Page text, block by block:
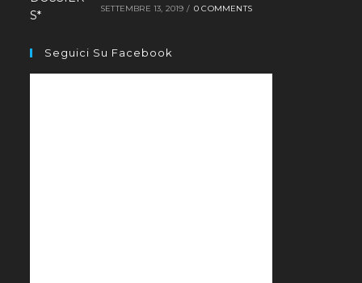
SETTEMBRE 13, 2019 / 0 COMMENTS
Seguici Su Facebook